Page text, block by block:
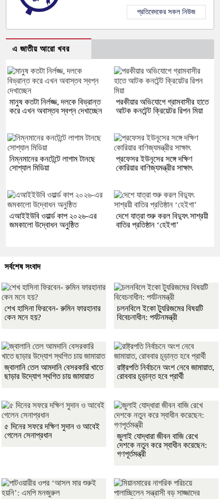
প্রতিবেদকের সকল নিউজ
এ জাতীয় আরো খবর
মানুষ কতটা নির্লজ্জ, দলকে বিভ্রান্ত
করে এখন অবাস্তব স্বপ্ন দেখাচ্ছেন
পরকীয়ার অভিযোগে গ্রামবাসীর হাতে
আটক কনটেন্ট ক্রিয়েটর রিপন মিয়া
নিম্নমানের কনটেন্টে লাগাম টানছে
সোশ্যাল মিডিয়া
প্রফেসর ইউনূসের সঙ্গে দক্ষিণ
কোরিয়ার বাণিজ্যমন্ত্রীর সাক্ষাৎ
এআইইউবি ওয়ার্ল্ড কাপ ২০২৬-এর
জমকালো উদ্বোধন অনুষ্ঠিত
দেশে যাত্রা শুরু করল বিদ্যুৎ সাশ্রয়ী
বাতির প্রতিষ্ঠান ‘হেইগা’
সর্বশেষ সংবাদ
শেখ হাসিনা ফিরবেন- রুমিন ফারহানার
কেন মনে হয়?
চলনবিলে ইকো ট্যুরিজমের বিষয়টি
বিবেচনাধীন: পর্যটনমন্ত্রী
জ্বালানি তেল আমদানি বেসরকারি খাতে
ছাড়ার উদ্যোগ স্থগিত চায় জামায়াত
রাষ্ট্রপতি নির্বাচনে অংশ নেবে জামায়াত,
রোববার চূড়ান্ত হবে প্রার্থী
৫ দিনের সফরে দক্ষিণ সুদান ও আবেই
গেলেন সেনাপ্রধান
জুলাই যোদ্ধারা জীবন বাজি রেখে
দেশকে নতুন করে স্বাধীন করেছেন:
গণপূর্তমন্ত্রী